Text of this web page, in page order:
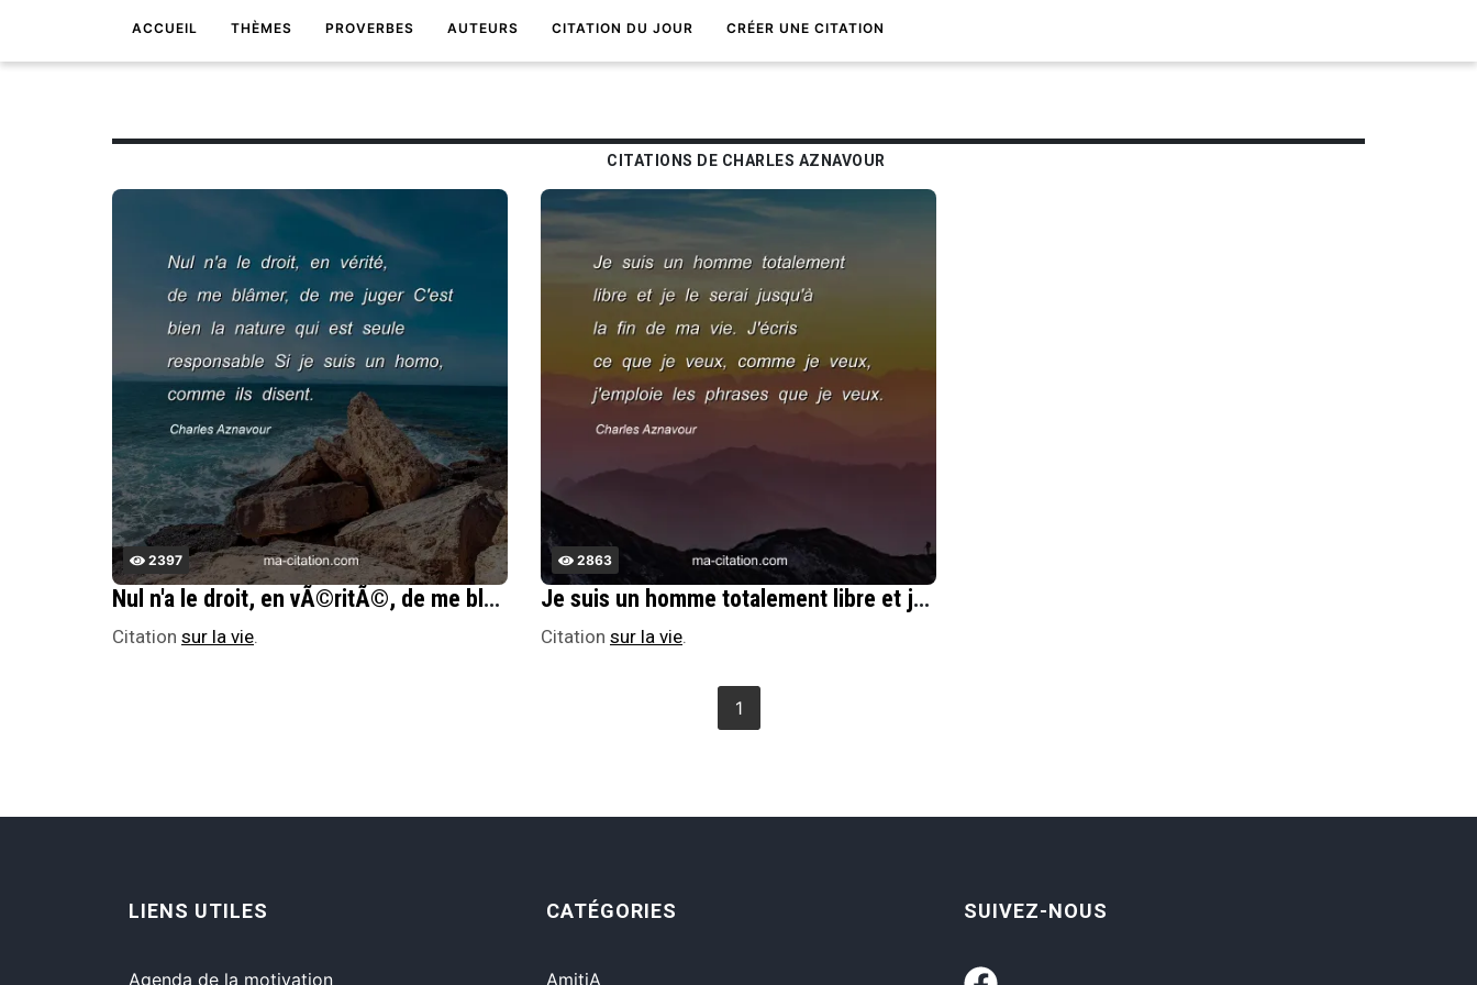
ACCUEIL THÈMES PROVERBES AUTEURS CITATION DU JOUR CRÉER UNE CITATION
CITATIONS DE CHARLES AZNAVOUR
2397
Nul n'a le droit, en vÃ©ritÃ©, de me blÃ¢mer, de me juger C'est bien la nature qui est seule responsable Si je suis un homo, comme ils disent.
Citation sur la vie.
2863
Je suis un homme totalement libre et je le serai jusqu'Ã la fin de ma vie. J'Ã©cris ce que je veux, comme je veux, j'emploie les phrases que je veux.
Citation sur la vie.
1
LIENS UTILES
Agenda de la motivation
CATÉGORIES
AmitiA
SUIVEZ-NOUS